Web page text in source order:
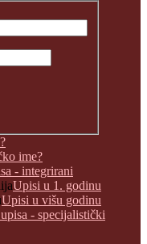
ime?
- integrirani
Upisi u 1. godinu
Upisi u višu godinu
- specijalistički